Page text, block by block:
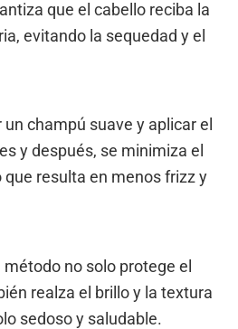
que el cabello reciba la
evitando la sequedad y el
champú suave y aplicar el
y después, se minimiza el
que resulta en menos frizz y
no solo protege el
realza el brillo y la textura
sedoso y saludable.